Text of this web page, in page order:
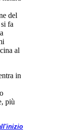
del
fa
al
in
più